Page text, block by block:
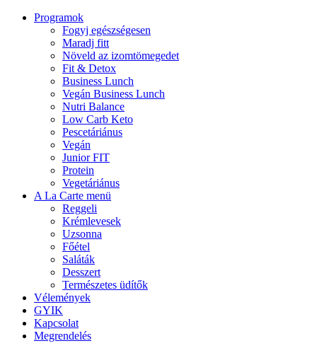
Programok
Fogyj egészségesen
Maradj fitt
Növeld az izomtömegedet
Fit & Detox
Business Lunch
Vegán Business Lunch
Nutri Balance
Low Carb Keto
Pescetáriánus
Vegán
Junior FIT
Protein
Vegetáriánus
A La Carte menü
Reggeli
Krémlevesek
Uzsonna
Főétel
Saláták
Desszert
Természetes üdítők
Vélemények
GYIK
Kapcsolat
Megrendelés